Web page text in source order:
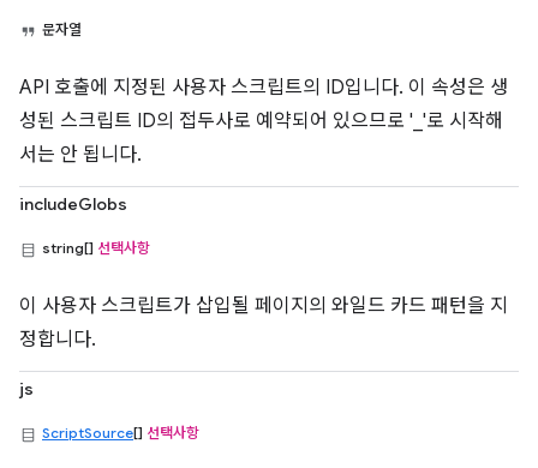
문자열
API 호출에 지정된 사용자 스크립트의 ID입니다. 이 속성은 생
성된 스크립트 ID의 접두사로 예약되어 있으므로 '_'로 시작해
서는 안 됩니다.
includeGlobs
string[] 선택사항
이 사용자 스크립트가 삽입될 페이지의 와일드 카드 패턴을 지
정합니다.
js
ScriptSource[] 선택사항